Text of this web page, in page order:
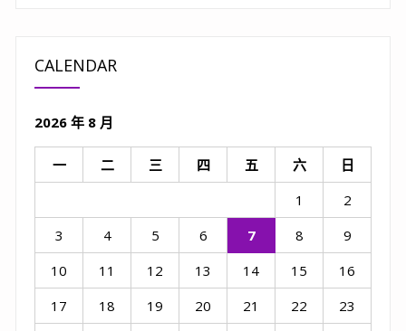
CALENDAR
2026 年 8 月
一 二 三 四 五 六
日
1
2
3
4 5 6 7 8
9
10
11 12 13 14 15
16
17
18 19 20 21 22
23